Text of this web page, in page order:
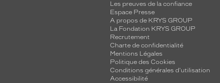
Les preuves de la confiance
Espace Presse
A propos de KRYS GROUP
La Fondation KRYS GROUP
Recrutement
Charte de confidentialité
Mentions Légales
Politique des Cookies
Conditions générales d'utilisation
Accessibilité